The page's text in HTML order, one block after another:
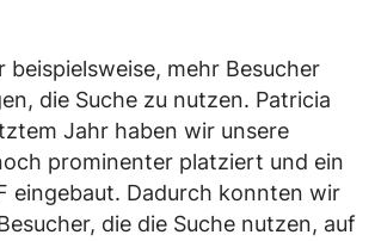
beispielsweise, mehr Besucher
die Suche zu nutzen. Patricia
Jahr haben wir unsere
prominenter platziert und ein
eingebaut. Dadurch konnten wir
die die Suche nutzen, auf